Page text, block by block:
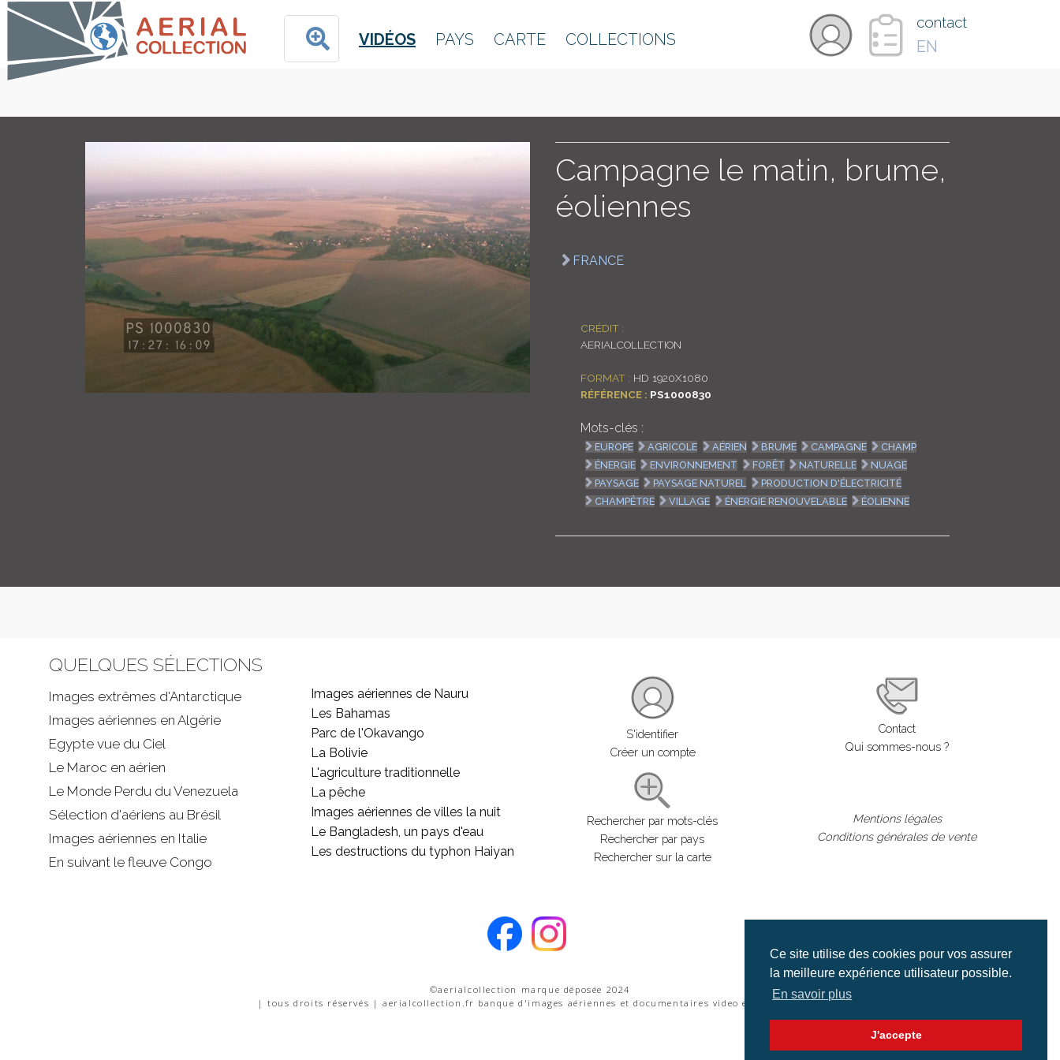
Ce site utilise des cookies pour vos assurer
la meilleure expérience utilisateur possible.
En savoir plus
J'accepte
VIDÉOS PAYS CARTE COLLECTIONS
contact
EN
Campagne le matin, brume,
éoliennes
FRANCE
CRÉDIT :
AERIALCOLLECTION
FORMAT : HD 1920X1080
RÉFÉRENCE : PS1000830
Mots-clés :
EUROPE AGRICOLE AÉRIEN BRUME CAMPAGNE
CHAMP
ÉNERGIE
ENVIRONNEMENT FORÊT NATURELLE
NUAGE
PAYSAGE
PAYSAGE NATUREL
PRODUCTION D'ÉLECTRICITÉ
CHAMPÊTRE
VILLAGE ÉNERGIE RENOUVELABLE ÉOLIENNE
QUELQUES SÉLECTIONS
Images extrêmes d'Antarctique
Images aériennes en Algérie
Egypte vue du Ciel
Le Maroc en aérien
Le Monde Perdu du Venezuela
Sélection d'aériens au Brésil
Images aériennes en Italie
En suivant le fleuve Congo
Images aériennes de Nauru
Les Bahamas
Parc de l'Okavango
La Bolivie
L'agriculture traditionnelle
La pêche
Images aériennes de villes la nuit
Le Bangladesh, un pays d'eau
Les destructions du typhon Haiyan
S'identifier
Créer un compte
Rechercher par mots-clés
Rechercher par pays
Rechercher sur la carte
Contact
Qui sommes-nous ?
Mentions légales
Conditions générales de vente
©aerialcollection marque déposée 2024
| tous droits réservés | aerialcollection.fr banque d'images aériennes et documentaires video et cinéma |